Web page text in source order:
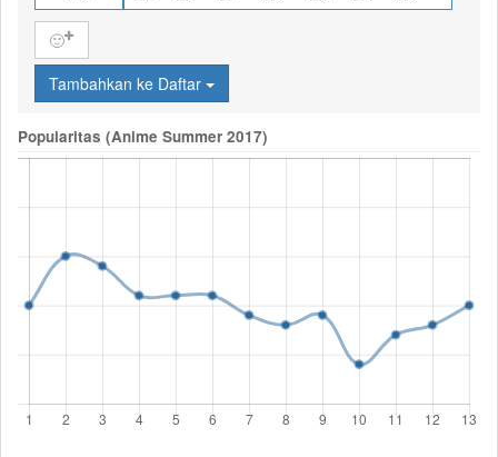
🙂
Tambahkan ke Daftar
Popularitas (Anime Summer 2017)